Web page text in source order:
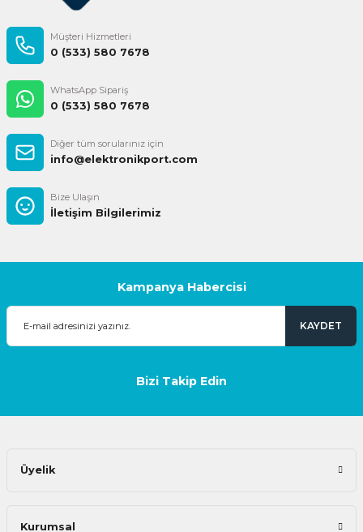
Müşteri Hizmetleri
0 (533) 580 7678
WhatsApp Sipariş
0 (533) 580 7678
Diğer tüm sorularınız için
info@elektronikport.com
Bize Ulaşın
İletişim Bilgilerimiz
Kampanya Habercisi
KAYDET
Bizi Takip Edin
Üyelik
Kurumsal